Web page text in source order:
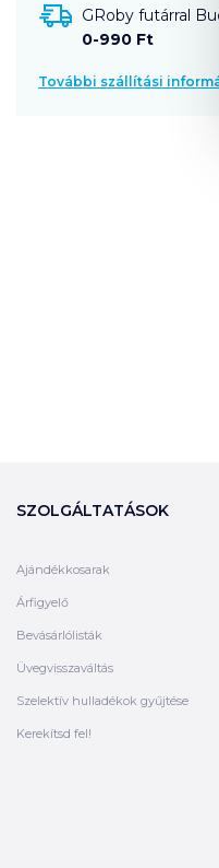
GRoby futárral
0-990 Ft
További szállítási
SZOLGÁLTATÁSOK
Ajándékkosarak
Árfigyelő
Bevásárlólisták
Üvegvisszaváltás
Szelektív hulladékok gyűjtése
Kerekítsd fel!